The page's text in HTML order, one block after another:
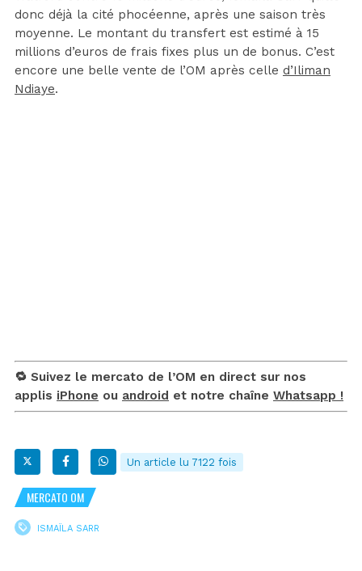
donc déjà la cité phocéenne, après une saison très
moyenne. Le montant du transfert est estimé à 15
millions d’euros de frais fixes plus un de bonus. C’est
encore une belle vente de l’OM après celle d’Iliman
Ndiaye.
🔁 Suivez le mercato de l’OM en direct sur nos
applis iPhone ou android et notre chaîne Whatsapp !
Un article lu 7122 fois
MERCATO OM
ISMAÏLA SARR